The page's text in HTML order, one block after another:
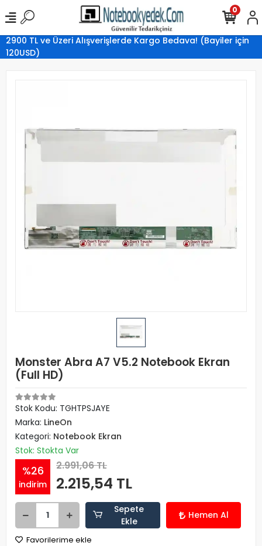
2900 TL ve Üzeri Alışverişlerde Kargo Bedava! (Bayiler için
120USD)
0
Monster Abra A7 V5.2 Notebook Ekran
(Full HD)
Stok Kodu: TGHTPSJAYE
Marka: LineOn
Kategori: Notebook Ekran
Stok: Stokta Var
%26
indirim
2.991,06 TL
2.215,54 TL
Sepete
Ekle
Hemen Al
Favorilerime ekle